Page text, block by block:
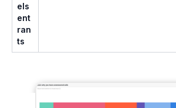
els
ent
ran
ts